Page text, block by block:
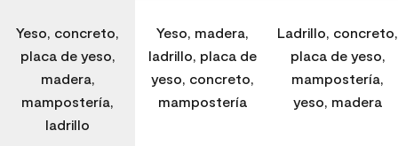
Yeso, concreto,
placa de yeso,
madera,
mampostería,
ladrillo
Yeso, madera,
ladrillo, placa de
yeso, concreto,
mampostería
Ladrillo, concreto,
placa de yeso,
mampostería,
yeso, madera